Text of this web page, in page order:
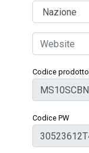
Codice prodotto
Codice PW